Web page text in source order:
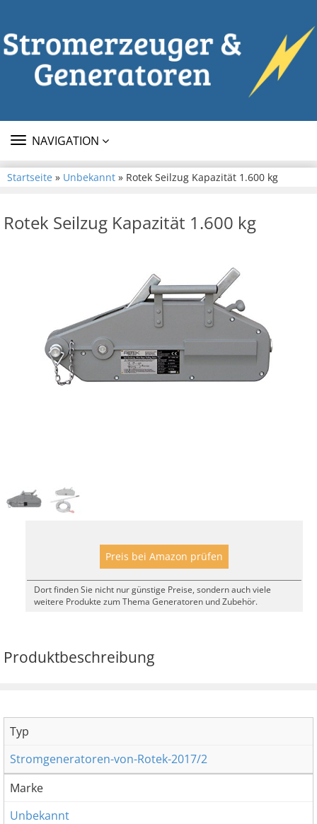
TOGGLE
NAVIGATION
Startseite » Unbekannt » Rotek Seilzug Kapazität 1.600 kg
Rotek Seilzug Kapazität 1.600 kg
Preis bei Amazon prüfen
Dort finden Sie nicht nur günstige Preise, sondern auch viele
weitere Produkte zum Thema Generatoren und Zubehör.
Produktbeschreibung
Typ
Stromgeneratoren-von-Rotek-2017/2
Marke
Unbekannt